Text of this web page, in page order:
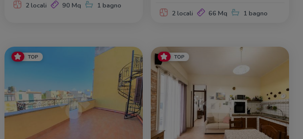
2 locali 90 Mq 1 bagno
2 locali 66 Mq 1 bagno
TOP TOP